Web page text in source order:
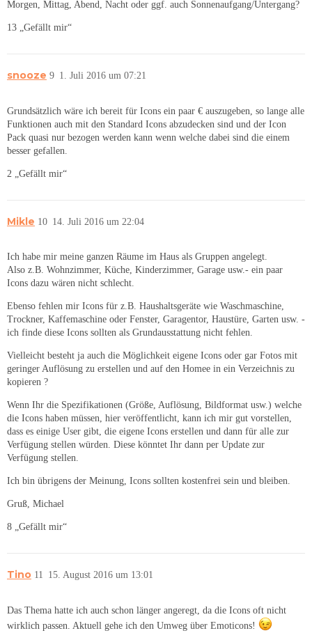
Morgen, Mittag, Abend, Nacht oder ggf. auch Sonnenaufgang/Untergang?
13 „Gefällt mir“
snooze 1. Juli 2016 um 07:21
9
Grundsätzlich wäre ich bereit für Icons ein paar € auszugeben, so lange alle
Funktionen auch mit den Standard Icons abzudecken sind und der Icon
Pack quasi nur bezogen werden kann wenn welche dabei sind die einem
besser gefallen.
2 „Gefällt mir“
Mikle 14. Juli 2016 um 22:04
10
Ich habe mir meine ganzen Räume im Haus als Gruppen angelegt.
Also z.B. Wohnzimmer, Küche, Kinderzimmer, Garage usw.- ein paar
Icons dazu wären nicht schlecht.
Ebenso fehlen mir Icons für z.B. Haushaltsgeräte wie Waschmaschine,
Trockner, Kaffemaschine oder Fenster, Garagentor, Haustüre, Garten usw. -
ich finde diese Icons sollten als Grundausstattung nicht fehlen.
Vielleicht besteht ja auch die Möglichkeit eigene Icons oder gar Fotos mit
geringer Auflösung zu erstellen und auf den Homee in ein Verzeichnis zu
kopieren ?
Wenn Ihr die Spezifikationen (Größe, Auflösung, Bildformat usw.) welche
die Icons haben müssen, hier veröffentlicht, kann ich mir gut vorstellen,
dass es einige User gibt, die eigene Icons erstellen und dann für alle zur
Verfügung stellen würden. Diese könntet Ihr dann per Update zur
Verfügung stellen.
Ich bin übrigens der Meinung, Icons sollten kostenfrei sein und bleiben.
Gruß, Michael
8 „Gefällt mir“
Tino 15. August 2016 um 13:01
11
Das Thema hatte ich auch schon länger angeregt, da die Icons oft nicht
wirklich passen. Aktuell gehe ich den Umweg über Emoticons!